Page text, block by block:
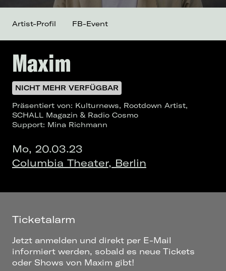
Maxim
NICHT MEHR VERFÜGBAR
Präsentiert von: Kulturnews, Rootdown Artist,
SCHALL Magazin & Radio Cosmo
Support: Mina Richmann
Mo, 20.03.23
Columbia Theater, Berlin
Artist-Profil FB-Event
Ticketalarm
Jetzt anmelden und direkt per E-Mail
informiert werden, sobald es neue Tickets
oder Shows von Maxim gibt!